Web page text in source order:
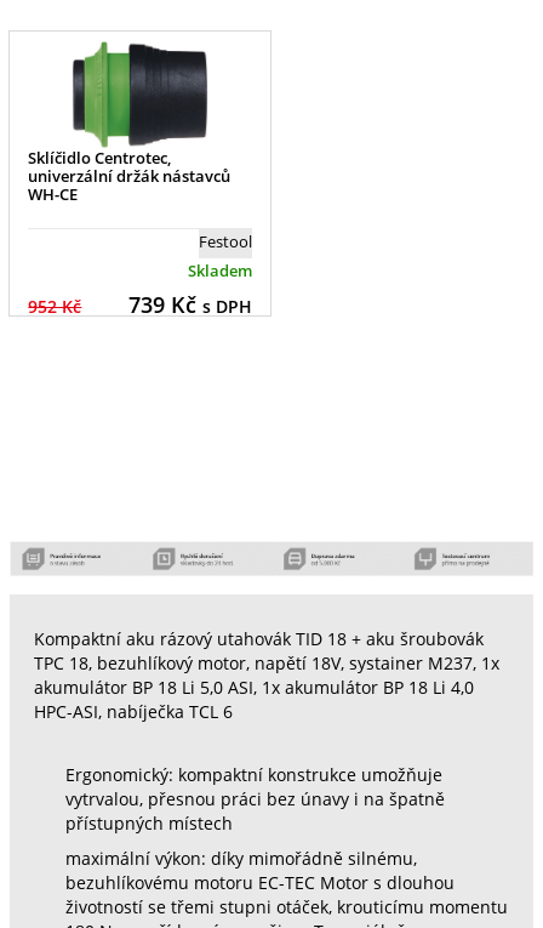
Sklíčidlo Centrotec,
univerzální držák nástavců
WH-CE
Festool
Skladem
952 Kč 739Kč s DPH
Kompaktní aku rázový utahovák TID 18 + aku šroubovák
TPC 18, bezuhlíkový motor, napětí 18V, systainer M237, 1x
akumulátor BP 18 Li 5,0 ASI, 1x akumulátor BP 18 Li 4,0
HPC-ASI, nabíječka TCL 6
Ergonomický: kompaktní konstrukce umožňuje
vytrvalou, přesnou práci bez únavy i na špatně
přístupných místech
maximální výkon: díky mimořádně silnému,
bezuhlíkovému motoru EC-TEC Motor s dlouhou
životností se třemi stupni otáček, krouticímu momentu